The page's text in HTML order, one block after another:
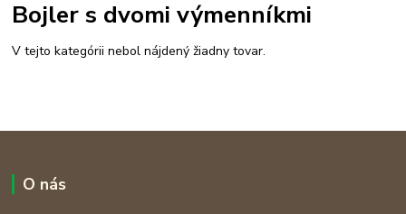
Bojler s dvomi výmenníkmi
V tejto kategórii nebol nájdený žiadny tovar.
O nás